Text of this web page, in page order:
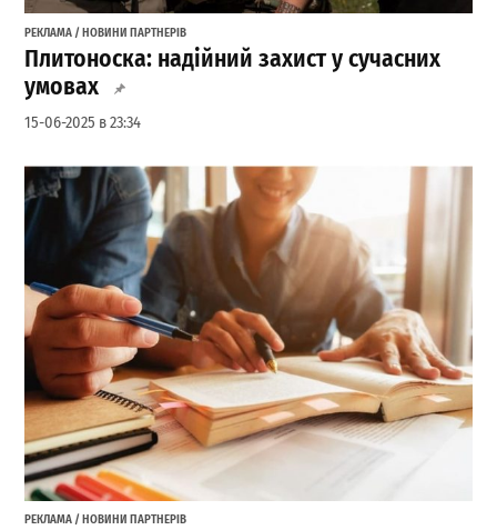
РЕКЛАМА / НОВИНИ ПАРТНЕРІВ
Плитоноска: надійний захист у сучасних
умовах
15-06-2025 в 23:34
РЕКЛАМА / НОВИНИ ПАРТНЕРІВ